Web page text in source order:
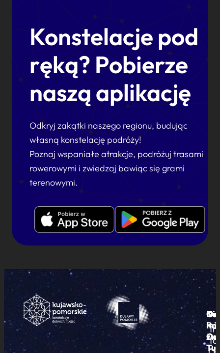
Konstelacje pod
ręką? Pobierze
naszą aplikację
Odkryj zakątki naszego regionu, budując
własną konstelację podróży!
Poznaj wspaniałe atrakcje, podróżuj trasami
rowerowymi i zwiedzaj bawiąc się grami
terenowymi.
i